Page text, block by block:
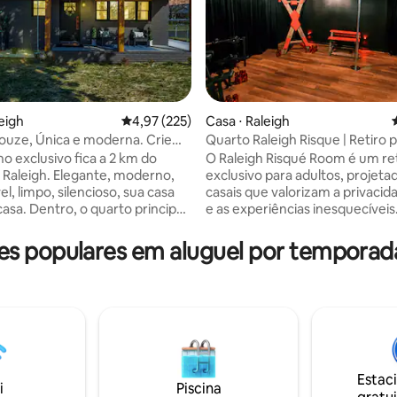
de 5, 183 avaliações
4,97 de uma avaliação média de 5, 225
4,97 (225)
Única e moderna. Crie
exclusivo fica a 2 km do
Elegante, moderno,
limpo, silencioso, sua casa
principal
e cadeira. O 2º quarto tem
queen confortável, o 3º
Wi-Fi de alta velocidade e
Café está disponível
enquanto você relaxa na
Casa ⋅ Raleigh
Quarto Raleigh Risque | Retiro
e sala de jogos
O Raleigh Risqué Room é um
exclusivo para adultos,
casais que valorizam a
e as experiências inesquecíveis.
mais barata em Raleigh — e isso
intencional. De protocolos de
cada detalhe foi projetado para
as expectativas. Nossas avaliações
consistentes de 5 estrelas
experiência. Banheira de
populares em aluguel por
Piscina